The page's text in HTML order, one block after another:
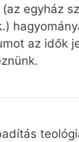
egyház
az idők